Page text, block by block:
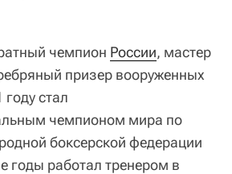
чемпион России, мастер
призер вооруженных
стал
чемпионом мира по
боксерской федерации
годы работал тренером в